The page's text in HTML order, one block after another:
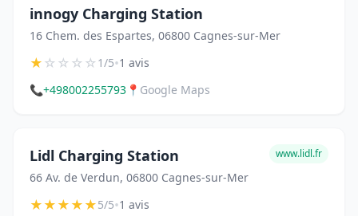
innogy Charging Station
16 Chem. des Espartes, 06800 Cagnes-sur-Mer
★☆☆☆☆1/5•1 avis
📞+498002255793 📍 Google Maps
Lidl Charging Station
66 Av. de Verdun, 06800 Cagnes-sur-Mer
www.lidl.fr
★★★★★5/5•1 avis